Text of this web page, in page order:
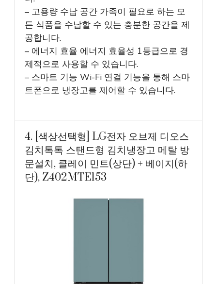
– 고용량 수납 공간 가족이 필요로 하는 모
든 식품을 수납할 수 있는 충분한 공간을 제
공합니다.
– 에너지 효율 에너지 효율성 1등급으로 경
제적으로 사용할 수 있습니다.
– 스마트 기능 Wi-Fi 연결 기능을 통해 스마
트폰으로 냉장고를 제어할 수 있습니다.
4. [색상선택형] LG전자 오브제 디오스
김치톡톡 스탠드형 김치냉장고 메탈 방
문설치, 클레이 민트(상단) + 베이지(하
단), Z402MTE153